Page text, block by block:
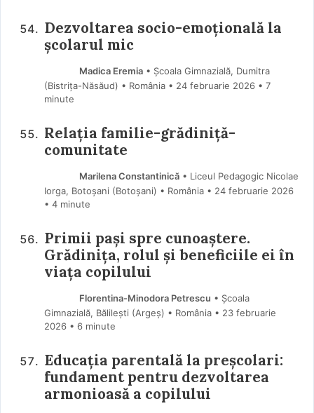
Dezvoltarea socio-emoțională la
școlarul mic
Madica Eremia• Școala Gimnazială, Dumitra
(Bistriţa-Năsăud) • România
24 februarie 2026 • 7
minute
Relația familie-grădiniță-
comunitate
Marilena Constantinică• Liceul Pedagogic Nicolae
Iorga, Botoșani (Botoşani) • România
24 februarie 2026
• 4 minute
Primii pași spre cunoaștere.
Grădinița, rolul și beneficiile ei în
viața copilului
Florentina-Minodora Petrescu • Școala
Gimnazială, Bălilești (Argeş) • România
23 februarie
2026 • 6 minute
Educația parentală la preșcolari:
fundament pentru dezvoltarea
armonioasă a copilului